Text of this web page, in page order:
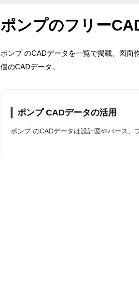
ポンプのフリー
ポンプ のCADデータを一覧で掲載。図面
個のCADデータ。
ポンプ CADデータの活用
ポンプ のCADデータは設計図やパース、